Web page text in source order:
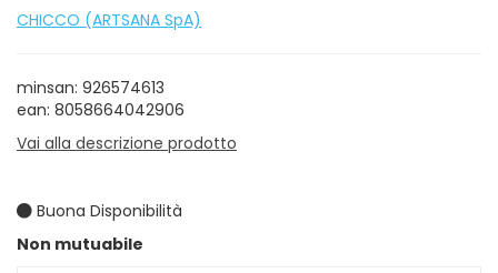
CHICCO (ARTSANA SpA)
minsan: 926574613
ean: 8058664042906
Vai alla descrizione prodotto
Buona Disponibilità
Non mutuabile
Prezzo